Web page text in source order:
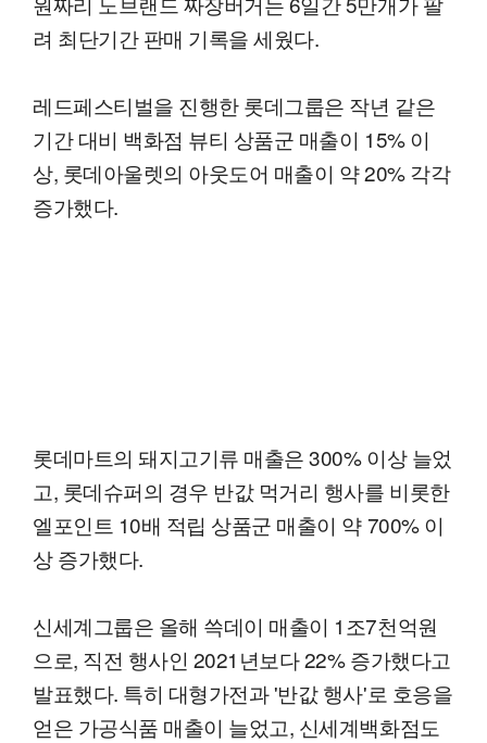
려 최단기간 판매 기록을 세웠다.
레드페스티벌을 진행한 롯데그룹은 작년 같은
기간 대비 백화점 뷰티 상품군 매출이 15% 이
상, 롯데아울렛의 아웃도어 매출이 약 20% 각각
증가했다.
롯데마트의 돼지고기류 매출은 300% 이상 늘었
고, 롯데슈퍼의 경우 반값 먹거리 행사를 비롯한
엘포인트 10배 적립 상품군 매출이 약 700% 이
상 증가했다.
신세계그룹은 올해 쓱데이 매출이 1조7천억원
으로, 직전 행사인 2021년보다 22% 증가했다고
발표했다. 특히 대형가전과 '반값 행사'로 호응을
얻은 가공식품 매출이 늘었고, 신세계백화점도